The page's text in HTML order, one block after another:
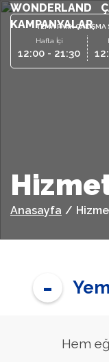
TEMA PARK ÇALIŞMA
Hafta İçi
12:00 - 21:30
WONDERLAND
KAMPANYALAR
Anasayfa /
Hem